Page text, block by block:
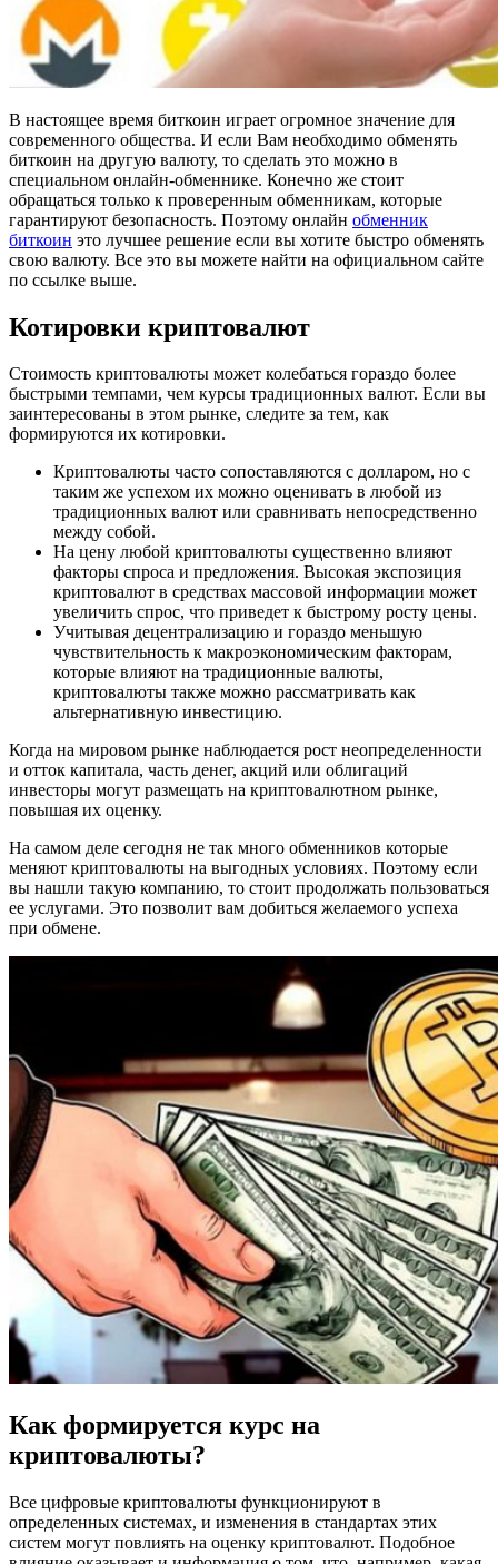
В настоящее время биткоин играет огромное значение для
современного общества. И если Вам необходимо обменять
биткоин на другую валюту, то сделать это можно в
специальном онлайн-обменнике. Конечно же стоит
обращаться только к проверенным обменникам, которые
гарантируют безопасность. Поэтому онлайн обменник
биткоин это лучшее решение если вы хотите быстро обменять
свою валюту. Все это вы можете найти на официальном сайте
по ссылке выше.
Котировки криптовалют
Стоимость криптовалюты может колебаться гораздо более
быстрыми темпами, чем курсы традиционных валют. Если вы
заинтересованы в этом рынке, следите за тем, как
формируются их котировки.
Криптовалюты часто сопоставляются с долларом, но с
таким же успехом их можно оценивать в любой из
традиционных валют или сравнивать непосредственно
между собой.
На цену любой криптовалюты существенно влияют
факторы спроса и предложения. Высокая экспозиция
криптовалют в средствах массовой информации может
увеличить спрос, что приведет к быстрому росту цены.
Учитывая децентрализацию и гораздо меньшую
чувствительность к макроэкономическим факторам,
которые влияют на традиционные валюты,
криптовалюты также можно рассматривать как
альтернативную инвестицию.
Когда на мировом рынке наблюдается рост неопределенности
и отток капитала, часть денег, акций или облигаций
инвесторы могут размещать на криптовалютном рынке,
повышая их оценку.
На самом деле сегодня не так много обменников которые
меняют криптовалюты на выгодных условиях. Поэтому если
вы нашли такую компанию, то стоит продолжать пользоваться
ее услугами. Это позволит вам добиться желаемого успеха
при обмене.
Как формируется курс на
криптовалюты?
Все цифровые криптовалюты функционируют в
определенных системах, и изменения в стандартах этих
систем могут повлиять на оценку криптовалют. Подобное